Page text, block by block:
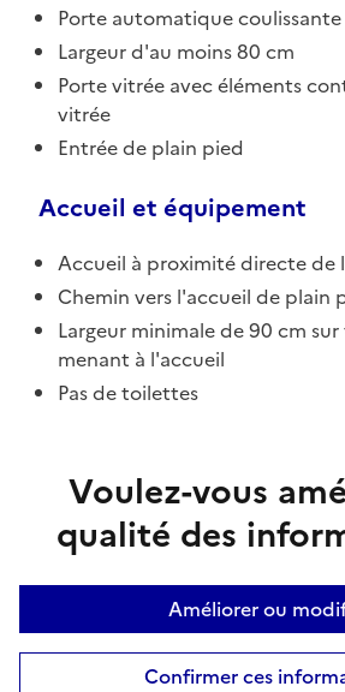
Porte automatique coulissante
Largeur d'au moins 80 cm
Porte vitrée avec éléments
vitrée
Entrée de plain pied
Accueil et équipement
Accueil à proximité directe de
Chemin vers l'accueil de plain
Largeur minimale de 90 cm
menant à l'accueil
Pas de toilettes
Voulez-vous
qualité des
Améliorer ou
Confirmer ces